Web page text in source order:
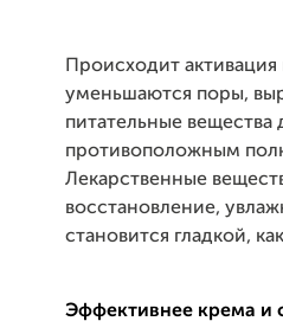
Происходит
уменьшаются поры,
питательные вещества
противоположным
Лекарственные
восстановление,
становится гладкой,
Эффективнее крема и